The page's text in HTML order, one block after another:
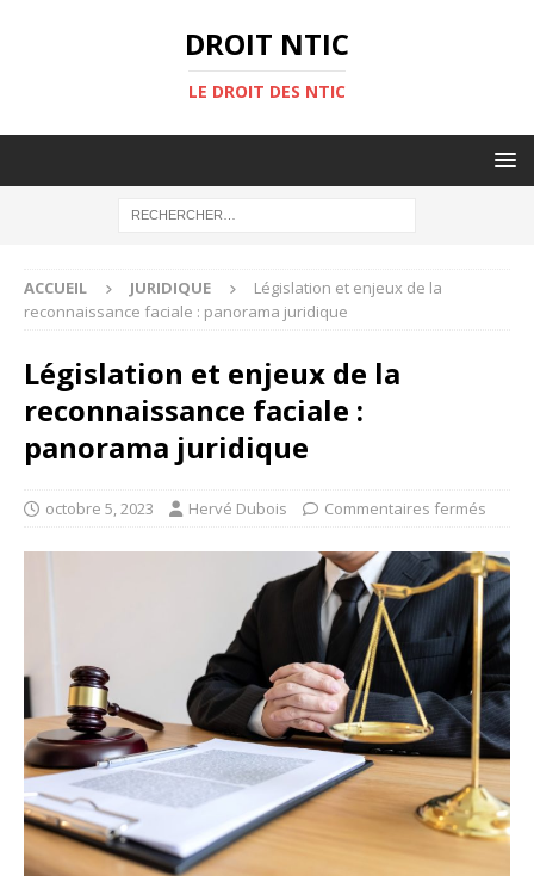
DROIT NTIC
LE DROIT DES NTIC
ACCUEIL JURIDIQUE
Législation et enjeux de la
reconnaissance faciale : panorama juridique
Législation et enjeux de la
reconnaissance faciale :
panorama juridique
octobre 5, 2023 Hervé Dubois Commentaires fermés